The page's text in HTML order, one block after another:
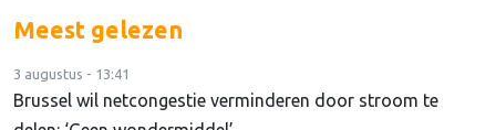
Meest gelezen
3 augustus - 13:41
Brussel wil netcongestie verminderen door stroom te